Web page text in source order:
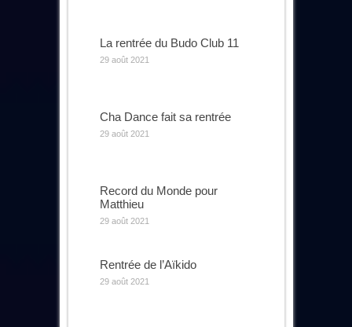
La rentrée du Budo Club 11
29 août 2021
Cha Dance fait sa rentrée
29 août 2021
Record du Monde pour
Matthieu
29 août 2021
Rentrée de l’Aïkido
29 août 2021